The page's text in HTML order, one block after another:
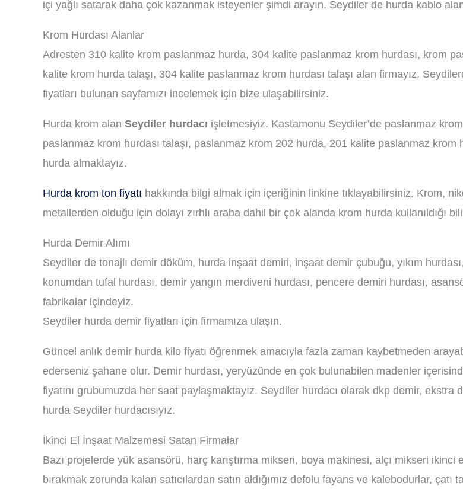
içi yağlı satarak daha çok kazanmak isteyenler şimdi arayın. Seydiler de hurda kablo
Krom Hurdası Alanlar
Adresten 310 kalite krom paslanmaz hurda, 304 kalite paslanmaz krom hurdası, krom
kalite krom hurda talaşı, 304 kalite paslanmaz krom hurdası talaşı alan firmayız.
fiyatları bulunan sayfamızı incelemek için bize ulaşabilirsiniz.
Hurda krom alan Seydiler hurdacı işletmesiyiz. Kastamonu Seydiler’de paslanmaz
paslanmaz krom hurdası talaşı, paslanmaz krom 202 hurda, 201 kalite paslanmaz krom
hurda almaktayız.
Hurda krom ton fiyatı hakkında bilgi almak için içeriğinin linkine tıklayabilirsiniz. Krom,
metallerden olduğu için dolayı zırhlı araba dahil bir çok alanda krom hurda kullanıldığı
Hurda Demir Alımı
Seydiler de tonajlı demir döküm, hurda inşaat demiri, inşaat demir çubuğu, yıkım
konumdan tufal hurdası, demir yangın merdiveni hurdası, pencere demiri hurdası,
fabrikalar içindeyiz.
Seydiler hurda demir fiyatları için firmamıza ulaşın.
Güncel anlık demir hurda kilo fiyatı öğrenmek amacıyla fazla zaman kaybetmeden
ederseniz şahane olur. Demir hurdası, yeryüzünde en çok bulunabilen madenler
fiyatını grubumuzda her saat paylaşmaktayız. Seydiler hurdacı olarak dkp demir,
hurda Seydiler hurdacısıyız.
İkinci El İnşaat Malzemesi Satan Firmalar
Bazı projelerde yük asansörü, harç karıştırma mikseri, boya makinesi, alçı mikseri ikinci
bırakmak zorunda kalan satıcılardan satın aldığımız defolu fayans ve kalebodurlar, çatı